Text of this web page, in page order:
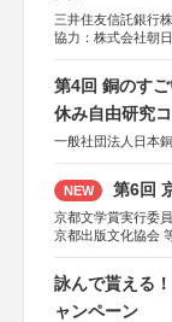
三井住友信託銀行
協力：株式会社朝
第4回 銅のす
休み自由研究
一般社団法人日本
NEW 第6回
京都文学賞実行委
京都出版文化協会
KADOKAWA、河
集英社、小学館、
マ社、徳間書店、
詠んで貰える
ャンペーン